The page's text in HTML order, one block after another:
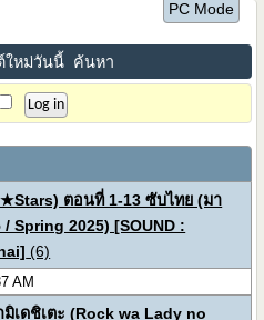
PC Mode
ใหม่วันนี้ ค้นหา
ตอนที่ 1-13 ซับไทย (มา
Spring 2025) [SOUND :
(6)
AM
เดชิเตะ (Rock wa Lady no